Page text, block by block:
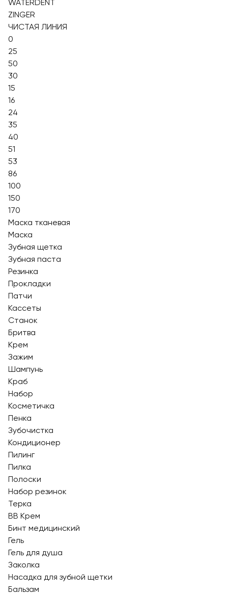
WATERDENT
ZINGER
ЧИСТАЯ ЛИНИЯ
0
25
50
30
15
16
24
35
40
51
53
86
100
150
170
Маска тканевая
Маска
Зубная щетка
Зубная паста
Резинка
Прокладки
Патчи
Кассеты
Станок
Бритва
Крем
Зажим
Шампунь
Краб
Набор
Косметичка
Пенка
Зубочистка
Кондиционер
Пилинг
Пилка
Полоски
Набор резинок
Терка
BB Крем
Бинт медицинский
Гель
Гель для душа
Заколка
Насадка для зубной щетки
Бальзам